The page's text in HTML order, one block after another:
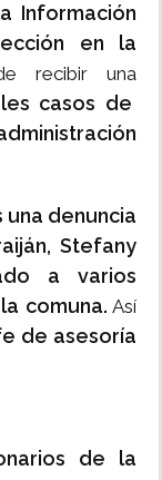
Información
en la
recibir una
casos de
denuncia
Stefany
a varios
comuna. Así
de asesoría
de la